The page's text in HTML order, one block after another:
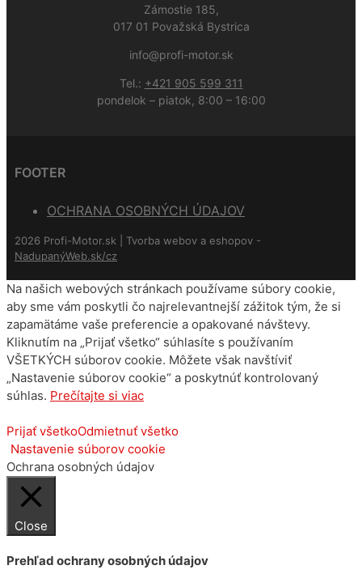
Zámostie 185,
017 01 Považská Bystrica
info@profi-motor.sk
Tel.: +421 905 599 311
pondelok – piatok, 8:00 – 16:00
FOOTER
OCHRANA OSOBNÝCH ÚDAJOV
2026 Profi-Motor.sk | Tvorba webov a eshopov -
NadupanýWeb.sk/cz
Na našich webových stránkach používame súbory cookie,
aby sme vám poskytli čo najrelevantnejší zážitok tým, že si
zapamätáme vaše preferencie a opakované návštevy.
Kliknutím na „Prijať všetko“ súhlasíte s používaním
VŠETKÝCH súborov cookie. Môžete však navštíviť
„Nastavenie súborov cookie“ a poskytnúť kontrolovaný
súhlas. Prečítajte si viac
Prijať všetkoOdmietnuť všetko
Nastavenie súborov cookie
Ochrana osobných údajov
Close
Prehľad ochrany osobných údajov